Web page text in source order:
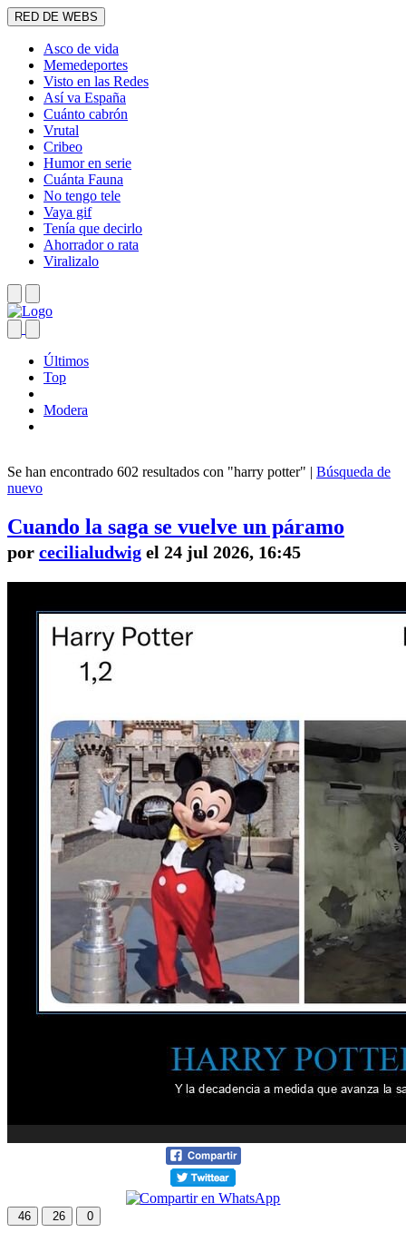
RED DE WEBS
Asco de vida
Memedeportes
Visto en las Redes
Así va España
Cuánto cabrón
Vrutal
Cribeo
Humor en serie
Cuánta Fauna
No tengo tele
Vaya gif
Tenía que decirlo
Ahorrador o rata
Viralizalo
Últimos
Top
Modera
Se han encontrado 602 resultados con "harry potter" | Búsqueda de
nuevo
Cuando la saga se vuelve un páramo
por cecilialudwig el 24 jul 2026, 16:45
46 26 0